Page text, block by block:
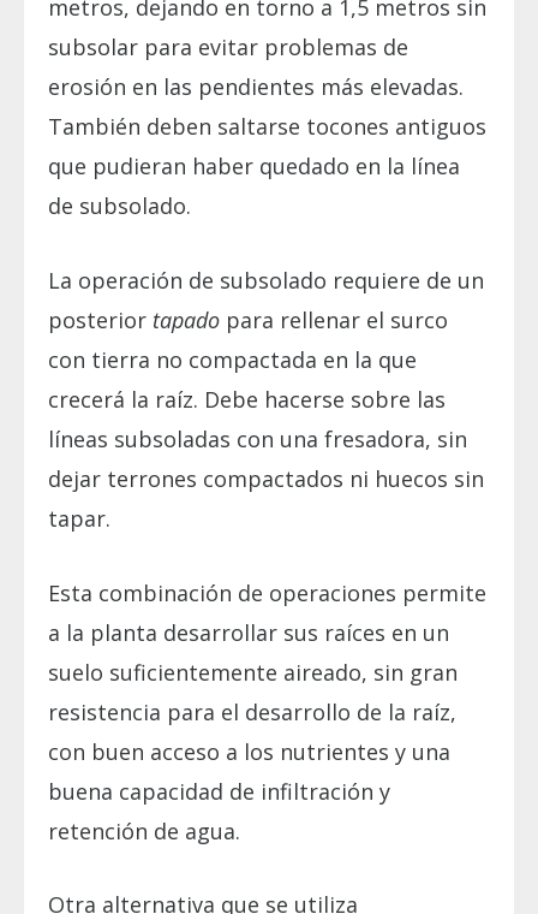
metros, dejando en torno a 1,5 metros sin
subsolar para evitar problemas de
erosión en las pendientes más elevadas.
También deben saltarse tocones antiguos
que pudieran haber quedado en la línea
de subsolado.
La operación de subsolado requiere de un
posterior tapado para rellenar el surco
con tierra no compactada en la que
crecerá la raíz. Debe hacerse sobre las
líneas subsoladas con una fresadora, sin
dejar terrones compactados ni huecos sin
tapar.
Esta combinación de operaciones permite
a la planta desarrollar sus raíces en un
suelo suficientemente aireado, sin gran
resistencia para el desarrollo de la raíz,
con buen acceso a los nutrientes y una
buena capacidad de infiltración y
retención de agua.
Otra alternativa que se utiliza